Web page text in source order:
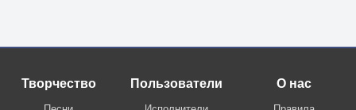
Творчество Пользователи О нас